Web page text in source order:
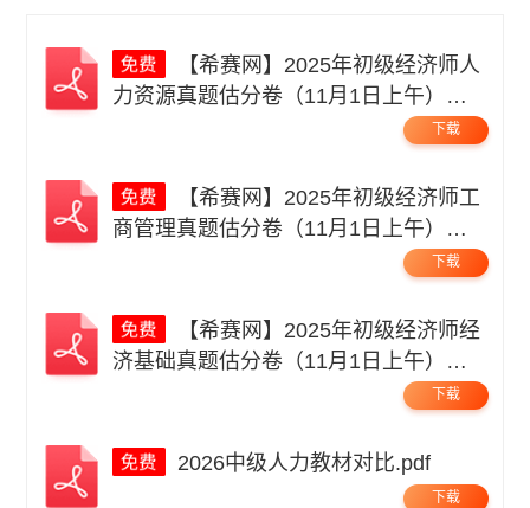
力资源真题估分卷（11月1日上午）无
下载
商管理真题估分卷（11月1日上午）无
下载
济基础真题估分卷（11月1日上午）无
下载
2026中级人力教材对比.pdf
下载